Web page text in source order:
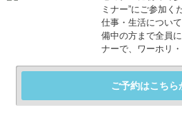
ミナー”にご参加く
仕事・生活につい
備中の方まで全員
ナーで、ワーホリ
ご予約はこちら